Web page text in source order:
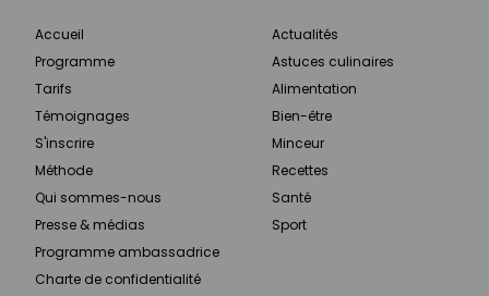
Accueil
Programme
Tarifs
Témoignages
S'inscrire
Méthode
Qui sommes-nous
Presse & médias
Programme ambassadrice
Charte de confidentialité
Actualités
Astuces culinaires
Alimentation
Bien-être
Minceur
Recettes
Santé
Sport